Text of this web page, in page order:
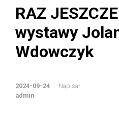
RAZ
wystawy
Wdowczyk
2024-09-24
Napisał
admin